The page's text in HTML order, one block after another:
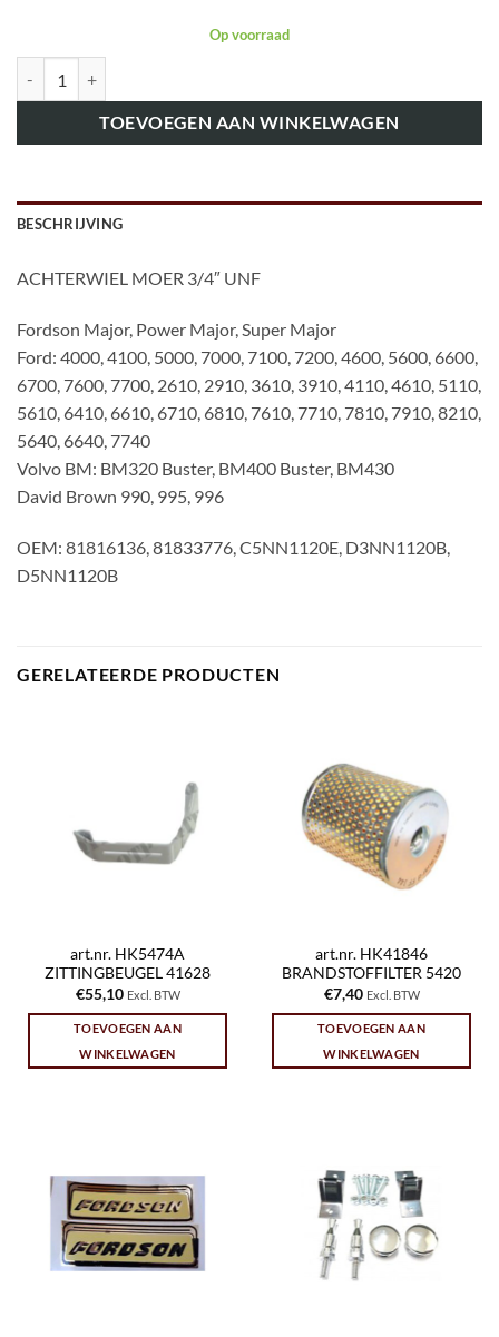
Op voorraad
TOEVOEGEN AAN WINKELWAGEN
BESCHRIJVING
ACHTERWIEL MOER 3/4″ UNF
Fordson Major, Power Major, Super Major
Ford: 4000, 4100, 5000, 7000, 7100, 7200, 4600, 5600, 6600,
6700, 7600, 7700, 2610, 2910, 3610, 3910, 4110, 4610, 5110,
5610, 6410, 6610, 6710, 6810, 7610, 7710, 7810, 7910, 8210,
5640, 6640, 7740
Volvo BM: BM320 Buster, BM400 Buster, BM430
David Brown 990, 995, 996
OEM: 81816136, 81833776, C5NN1120E, D3NN1120B,
D5NN1120B
GERELATEERDE PRODUCTEN
art.nr. HK5474A
ZITTINGBEUGEL 41628
€55,10 Excl. BTW
TOEVOEGEN AAN
WINKELWAGEN
art.nr. HK41846
BRANDSTOFFILTER 5420
€7,40 Excl. BTW
TOEVOEGEN AAN
WINKELWAGEN